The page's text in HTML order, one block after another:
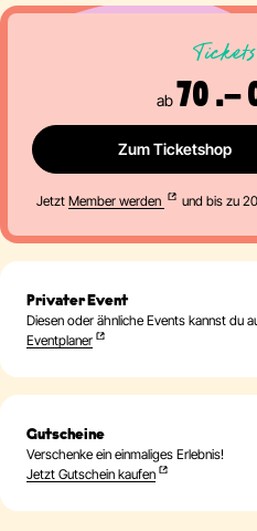
Tickets
ab70 .–
Zum Ticketshop
Jetzt Member werden und bis zu
Privater Event
Diesen oder ähnliche Events kannst du
Eventplaner
Gutscheine
Verschenke ein einmaliges Erlebnis!
Jetzt Gutschein kaufen